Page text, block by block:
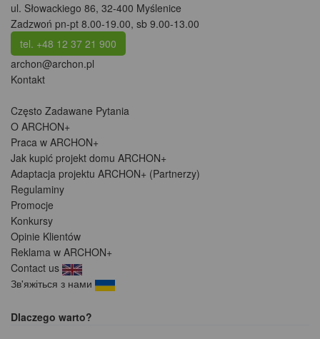
ul. Słowackiego 86, 32-400 Myślenice
Zadzwoń pn-pt 8.00-19.00, sb 9.00-13.00
tel. +48 12 37 21 900
archon@archon.pl
Kontakt
Często Zadawane Pytania
O ARCHON+
Praca w ARCHON+
Jak kupić projekt domu ARCHON+
Adaptacja projektu ARCHON+ (Partnerzy)
Regulaminy
Promocje
Konkursy
Opinie Klientów
Reklama w ARCHON+
Contact us
Зв'яжіться з нами
Dlaczego warto?